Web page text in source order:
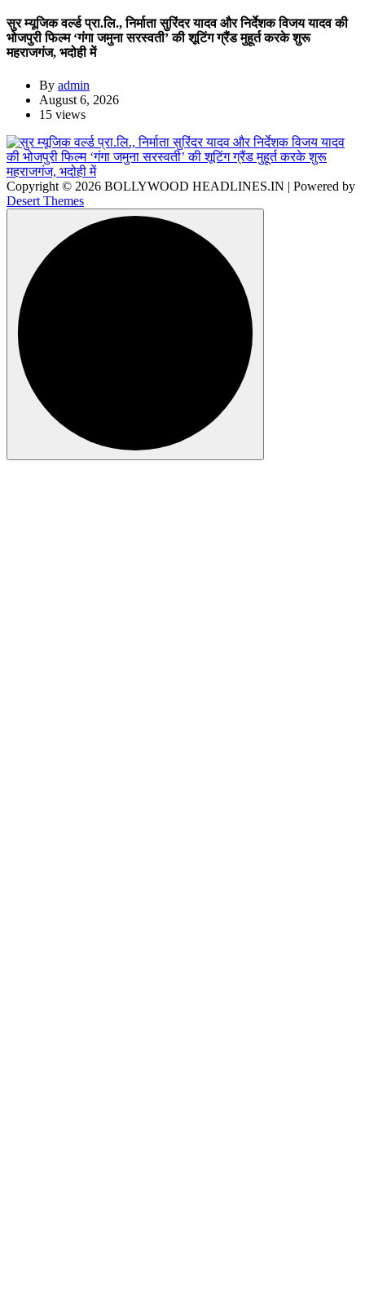
सुर म्यूजिक वर्ल्ड प्रा.लि., निर्माता सुरिंदर यादव और निर्देशक विजय यादव की
भोजपुरी फिल्म ‘गंगा जमुना सरस्वती’ की शूटिंग ग्रैंड मुहूर्त करके शुरू
महराजगंज, भदोही में
By admin
August 6, 2026
15 views
Copyright © 2026 BOLLYWOOD HEADLINES.IN | Powered by
Desert Themes